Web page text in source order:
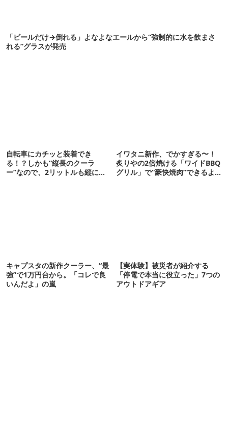
「ビールだけ→倒れる」よなよなエールから“強制的に水を飲まさ
れる”グラスが発売
自転車にカチッと装着でき
る！？しかも“縦長のクーラ
ー”なので、2リットルも縦に入
イワタニ新作、でかすぎる〜！
炙りやの2倍焼ける「ワイドBBQ
グリル」で“豪快焼肉”できるよ
キャプスタの新作クーラー、“最
強”で1万円台から。「コレで良
いんだよ」の嵐
【実体験】被災者が紹介する
「停電で本当に役立った」7つの
アウトドアギア